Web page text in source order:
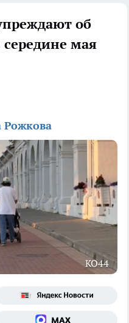
об
мая
Рожкова
КО44